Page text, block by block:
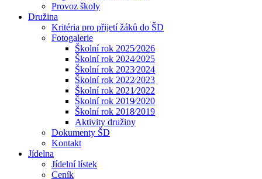
Provoz školy
Družina
Kritéria pro přijetí žáků do ŠD
Fotogalerie
Školní rok 2025⁄2026
Školní rok 2024⁄2025
Školní rok 2023⁄2024
Školní rok 2022⁄2023
Školní rok 2021⁄2022
Školní rok 2019⁄2020
Školní rok 2018⁄2019
Aktivity družiny
Dokumenty ŠD
Kontakt
Jídelna
Jídelní lístek
Ceník